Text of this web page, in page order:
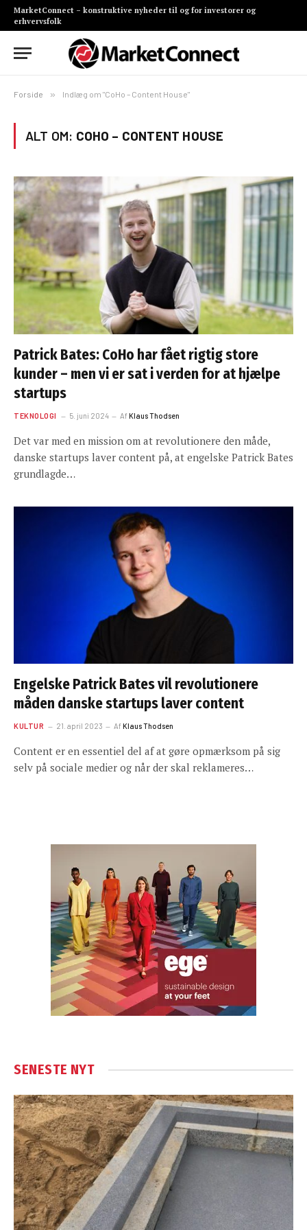
MarketConnect – konstruktive nyheder til og for investorer og
erhvervsfolk
Forside » Indlæg om "CoHo – Content House"
ALT OM: COHO – CONTENT HOUSE
Patrick Bates: CoHo har fået rigtig store
kunder – men vi er sat i verden for at hjælpe
startups
TEKNOLOGI 5. juni 2024 AfKlaus Thodsen
Det var med en mission om at revolutionere den måde,
danske startups laver content på, at engelske Patrick Bates
grundlagde…
Engelske Patrick Bates vil revolutionere
måden danske startups laver content
KULTUR 21. april 2023 AfKlaus Thodsen
Content er en essentiel del af at gøre opmærksom på sig
selv på sociale medier og når der skal reklameres…
SENESTE NYT